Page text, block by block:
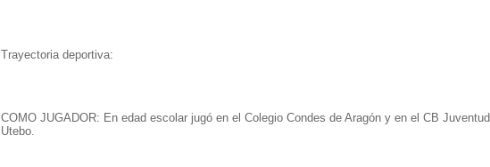
Trayectoria deportiva:
COMO JUGADOR: En edad escolar jugó en el Colegio Condes de Aragón y en el CB Juventud
Utebo.